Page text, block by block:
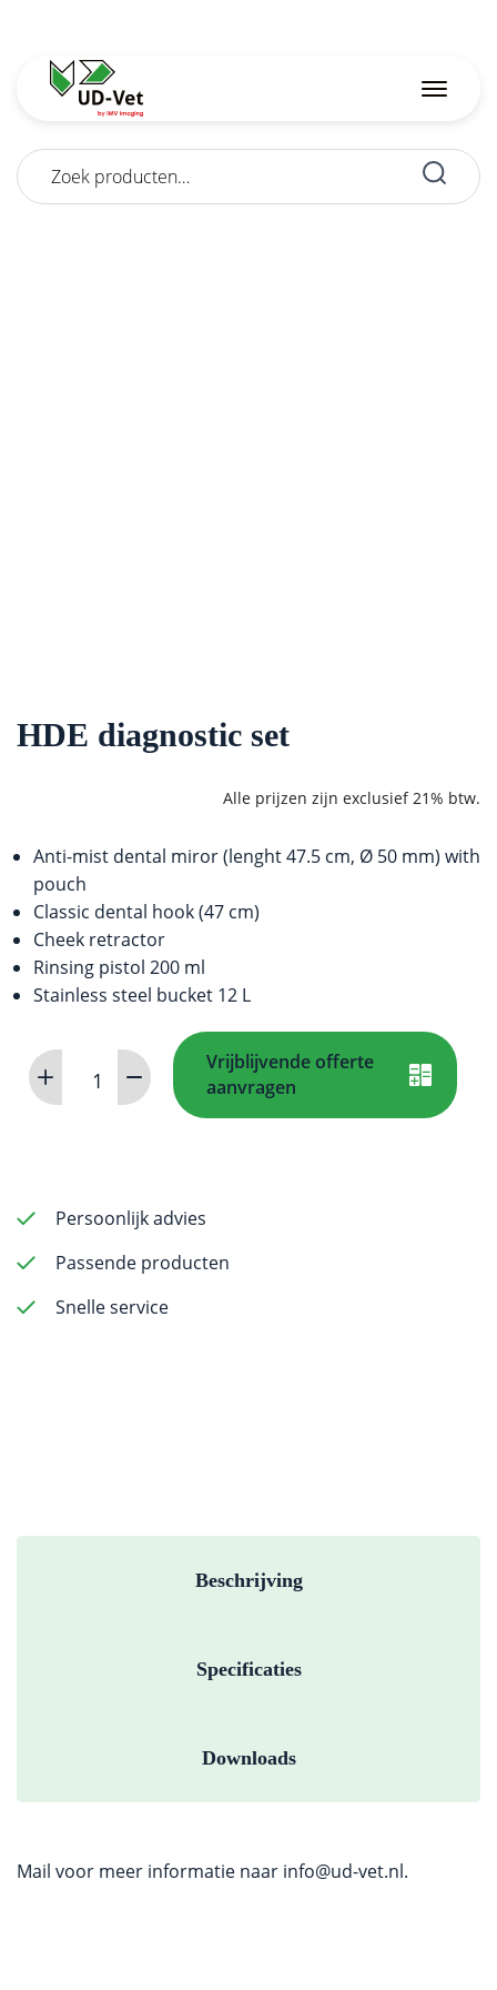
Zoeken
naar:
HDE diagnostic set
Anti-mist dental miror (lenght 47.5 cm, Ø 50 mm) with
pouch
Classic dental hook (47 cm)
Cheek retractor
Rinsing pistol 200 ml
Stainless steel bucket 12 L
HDE
diagnostic
Vrijblijvende offerte
aanvragen
Persoonlijk advies
Passende producten
Snelle service
Beschrijving
Specificaties
Downloads
Mail voor meer informatie naar info@ud-vet.nl.